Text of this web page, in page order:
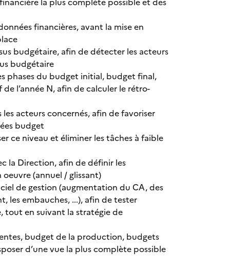
financières, avant la mise en
budgétaire, afin de détecter les acteurs
budgétaire
phases du budget initial, budget final,
l’année N, afin de calculer le rétro-
acteurs concernés, afin de favoriser
budget
ce niveau et éliminer les tâches à faible
la Direction, afin de définir les
(annuel / glissant)
de gestion (augmentation du CA, des
les embauches, ...), afin de tester
tout en suivant la stratégie de
budget de la production, budgets
d’une vue la plus complète possible